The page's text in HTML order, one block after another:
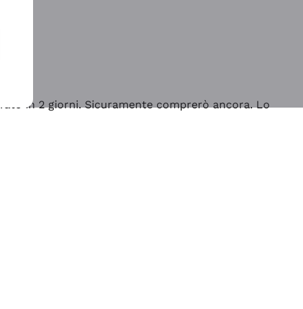
in 2 giorni. Sicuramente comprerò ancora. Lo